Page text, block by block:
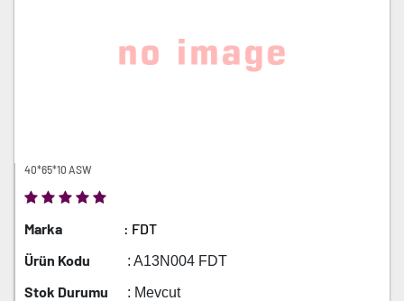
40*65*10 ASW
Marka
: FDT
Ürün Kodu
: A13N004 FDT
Stok Durumu : Mevcut